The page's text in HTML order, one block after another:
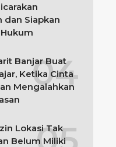
dan Siapkan
Banjar Buat
Ketika Cinta
Mengalahkan
Lokasi Tak
Belum Miliki